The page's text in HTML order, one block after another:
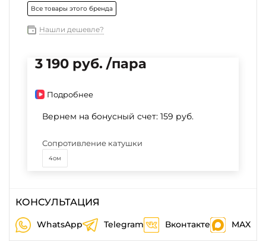
Все товары этого бренда
Нашли дешевле?
3 190 руб. /пара
Подробнее
Вернем на бонусный счет: 159 руб.
Сопротивление катушки
4ом
КОНСУЛЬТАЦИЯ
WhatsApp Telegram Вконтакте MAX